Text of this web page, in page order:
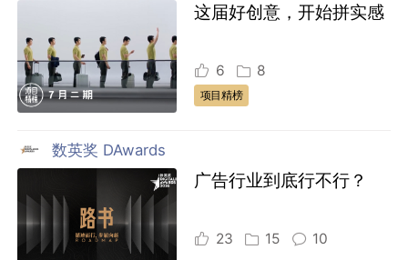
这届好创意，开始拼实感
6 8
项目精榜
数英奖 DAwards
广告行业到底行不行？
23 15 10